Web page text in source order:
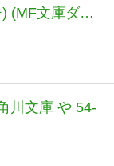
(MF文庫ダ・
ィンチ や 1-
川文庫 や 54-